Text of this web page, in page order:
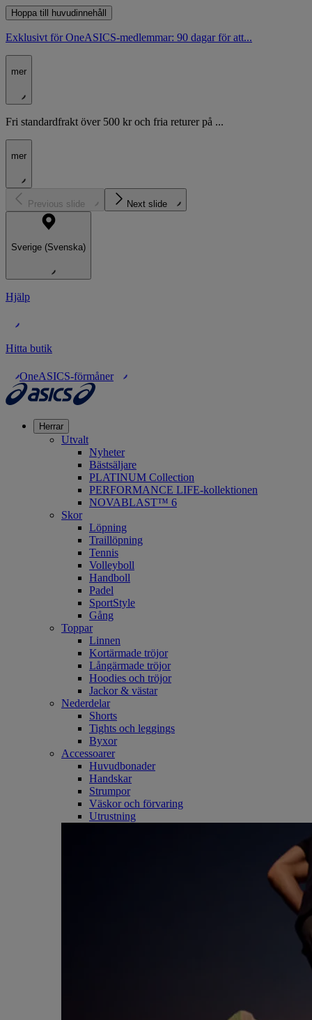
Hoppa till huvudinnehåll
Exklusivt för OneASICS-medlemmar: 90 dagar för att...
mer
Fri standardfrakt över 500 kr och fria returer på ...
mer
Previous slide Next slide
Sverige (Svenska)
Hjälp
Hitta butik
OneASICS-förmåner
Herrar
Utvalt
Nyheter
Bästsäljare
PLATINUM Collection
PERFORMANCE LIFE-kollektionen
NOVABLAST™ 6
Skor
Löpning
Traillöpning
Tennis
Volleyboll
Handboll
Padel
SportStyle
Gång
Toppar
Linnen
Kortärmade tröjor
Långärmade tröjor
Hoodies och tröjor
Jackor & västar
Nederdelar
Shorts
Tights och leggings
Byxor
Accessoarer
Huvudbonader
Handskar
Strumpor
Väskor och förvaring
Utrustning